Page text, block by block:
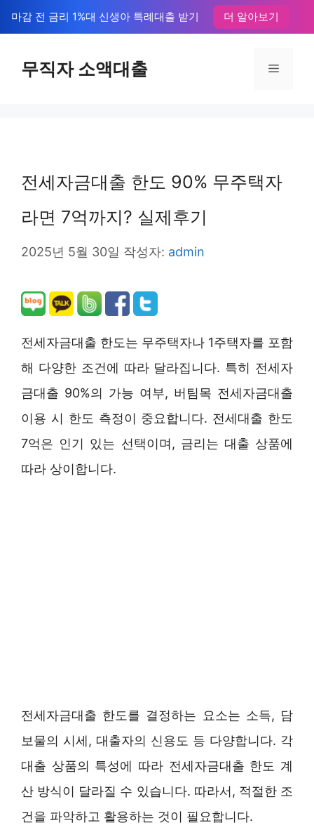
텐
마감 전 금리 1%대 신생아 특례대출 받기 더 알아보기
무직자 소액대출 메
전세자금대출 한도 90% 무주택자
라면 7억까지? 실제후기
2025년 5월 30일 작성자: admin
전세자금대출 한도는 무주택자나 1주택자를 포함
해 다양한 조건에 따라 달라집니다. 특히 전세자
금대출 90%의 가능 여부, 버팀목 전세자금대출
이용 시 한도 측정이 중요합니다. 전세대출 한도
7억은 인기 있는 선택이며, 금리는 대출 상품에
따라 상이합니다.
전세자금대출 한도를 결정하는 요소는 소득, 담
보물의 시세, 대출자의 신용도 등 다양합니다. 각
대출 상품의 특성에 따라 전세자금대출 한도 계
산 방식이 달라질 수 있습니다. 따라서, 적절한 조
건을 파악하고 활용하는 것이 필요합니다.